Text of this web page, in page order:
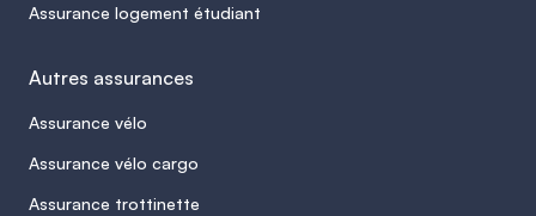
Assurance logement étudiant
Autres assurances
Assurance vélo
Assurance vélo cargo
Assurance trottinette